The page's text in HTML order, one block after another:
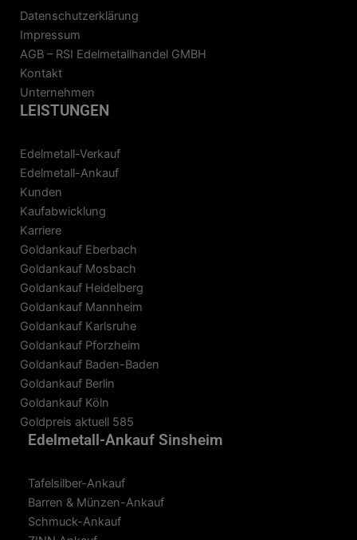
Datenschutzerklärung
Impressum
AGB – RSI Edelmetallhandel GMBH
Kontakt
Unternehmen
LEISTUNGEN
Edelmetall-Verkauf
Edelmetall-Ankauf
Kunden
Kaufabwicklung
Karriere
Goldankauf Eberbach
Goldankauf Mosbach
Goldankauf Heidelberg
Goldankauf Mannheim
Goldankauf Karlsruhe
Goldankauf Pforzheim
Goldankauf Baden-Baden
Goldankauf Berlin
Goldankauf Köln
Goldpreis aktuell 585
Edelmetall-Ankauf Sinsheim
Tafelsilber-Ankauf
Barren & Münzen-Ankauf
Schmuck-Ankauf